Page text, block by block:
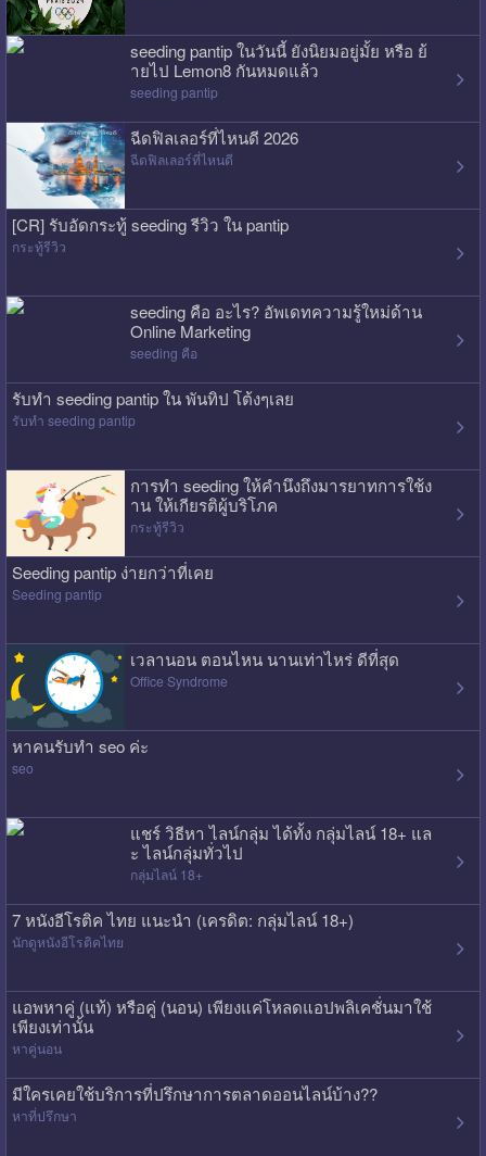
seeding pantip ในวันนี้ ยังนิยมอยู่มั้ย หรือ ย้
ายไป Lemon8 กันหมดแล้ว
seeding pantip
ฉีดฟิลเลอร์ที่ไหนดี 2026
ฉีดฟิลเลอร์ที่ไหนดี
[CR] รับอัดกระทู้ seeding รีวิว ใน pantip
กระทู้รีวิว
seeding คือ อะไร? อัพเดทความรู้ใหม่ด้าน
Online Marketing
seeding คือ
รับทำ seeding pantip ใน พันทิป โต้งๆเลย
รับทำ seeding pantip
การทำ seeding ให้คำนึงถึงมารยาทการใช้ง
าน ให้เกียรติผู้บริโภค
กระทู้รีวิว
Seeding pantip ง่ายกว่าที่เคย
Seeding pantip
เวลานอน ตอนไหน นานเท่าไหร่ ดีที่สุด
Office Syndrome
หาคนรับทำ seo ค่ะ
seo
แชร์ วิธีหา ไลน์กลุ่ม ได้ทั้ง กลุ่มไลน์ 18+ แล
ะ ไลน์กลุ่มทั่วไป
กลุ่มไลน์ 18+
7 หนังอีโรติค ไทย แนะนำ (เครดิต: กลุ่มไลน์ 18+)
นักดูหนังอีโรติคไทย
แอพหาคู่ (แท้) หรือคู่ (นอน) เพียงแค่โหลดแอปพลิเคชั่นมาใช้
เพียงเท่านั้น
หาคู่นอน
มีใครเคยใช้บริการที่ปรึกษาการตลาดออนไลน์บ้าง??
หาที่ปรึกษา